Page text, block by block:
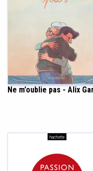
Ne m’oublie pas - Alix